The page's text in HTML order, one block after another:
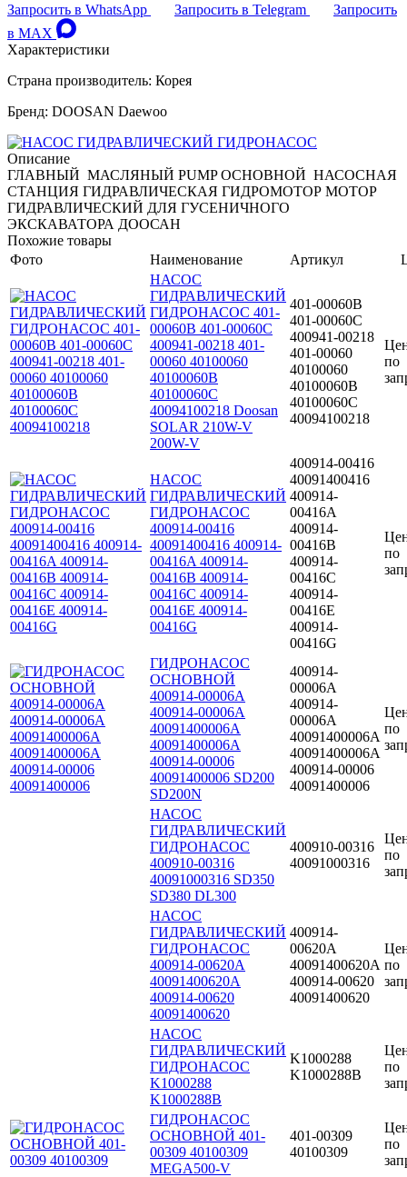
Запросить в WhatsApp
Запросить в Telegram
Запросить
в MAX
Характеристики
Страна производитель: Корея
Бренд: DOOSAN Daewoo
Описание
ГЛАВНЫЙ МАСЛЯНЫЙ PUMP ОСНОВНОЙ НАСОСНАЯ
СТАНЦИЯ ГИДРАВЛИЧЕСКАЯ ГИДРОМОТОР МОТОР
ГИДРАВЛИЧЕСКИЙ ДЛЯ ГУСЕНИЧНОГО
ЭКСКАВАТОРА ДООСАН
Похожие товары
Фото
Наименование Артикул
НАСОС
ГИДРАВЛИЧЕСКИЙ
ГИДРОНАСОС 401-
00060B 401-00060C
400941-00218 401-
00060 40100060
40100060B
40100060C
40094100218 Doosan
SOLAR 210W-V
200W-V
401-00060B
401-00060C
400941-00218
401-00060
40100060
40100060B
40100060C
40094100218
по
НАСОС
ГИДРАВЛИЧЕСКИЙ
ГИДРОНАСОС
400914-00416
40091400416 400914-
00416A 400914-
00416B 400914-
00416C 400914-
00416E 400914-
00416G
400914-00416
40091400416
400914-
00416A
400914-
00416B
400914-
00416C
400914-
00416E
400914-
00416G
по
ГИДРОНАСОС
ОСНОВНОЙ
400914-00006A
400914-00006А
40091400006A
40091400006А
400914-00006
40091400006 SD200
SD200N
400914-
00006A
400914-
00006А
40091400006A
40091400006А
400914-00006
40091400006
по
НАСОС
ГИДРАВЛИЧЕСКИЙ
ГИДРОНАСОС
400910-00316
40091000316 SD350
SD380 DL300
400910-00316
40091000316
по
НАСОС
ГИДРАВЛИЧЕСКИЙ
ГИДРОНАСОС
400914-00620A
40091400620A
400914-00620
40091400620
400914-
00620A
40091400620A
400914-00620
40091400620
по
НАСОС
ГИДРАВЛИЧЕСКИЙ
ГИДРОНАСОС
K1000288
K1000288B
K1000288
K1000288B
по
ГИДРОНАСОС
ОСНОВНОЙ 401-
00309 40100309
MEGA500-V
401-00309
40100309
по